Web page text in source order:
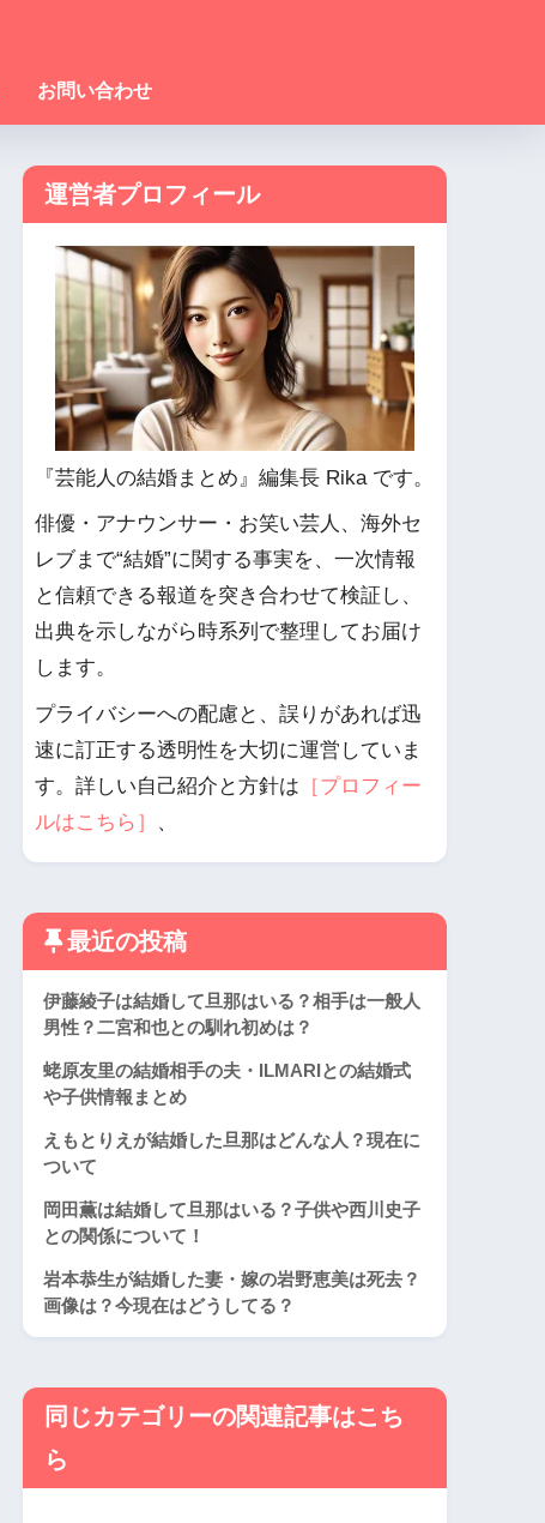
お問い合わせ
運営者プロフィール
『芸能人の結婚まとめ』編集長 Rika です。
俳優・アナウンサー・お笑い芸人、海外セ
レブまで“結婚”に関する事実を、一次情報
と信頼できる報道を突き合わせて検証し、
出典を示しながら時系列で整理してお届け
します。
プライバシーへの配慮と、誤りがあれば迅
速に訂正する透明性を大切に運営していま
す。詳しい自己紹介と方針は ［プロフィー
ルはこちら］
、
最近の投稿
伊藤綾子は結婚して旦那はいる？相手は一般人
男性？二宮和也との馴れ初めは？
蛯原友里の結婚相手の夫・ILMARIとの結婚式
や子供情報まとめ
えもとりえが結婚した旦那はどんな人？現在に
ついて
岡田薫は結婚して旦那はいる？子供や西川史子
との関係について！
岩本恭生が結婚した妻・嫁の岩野恵美は死去？
画像は？今現在はどうしてる？
同じカテゴリーの関連記事はこち
ら